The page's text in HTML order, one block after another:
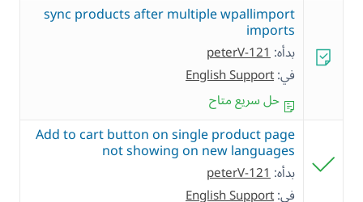
sync products after multiple wpallimport
imports
بدأه:peterV-121
في:English Support
حل سريع متاح
Add to cart button on single product page
not showing on new languages
بدأه:peterV-121
في:English Support